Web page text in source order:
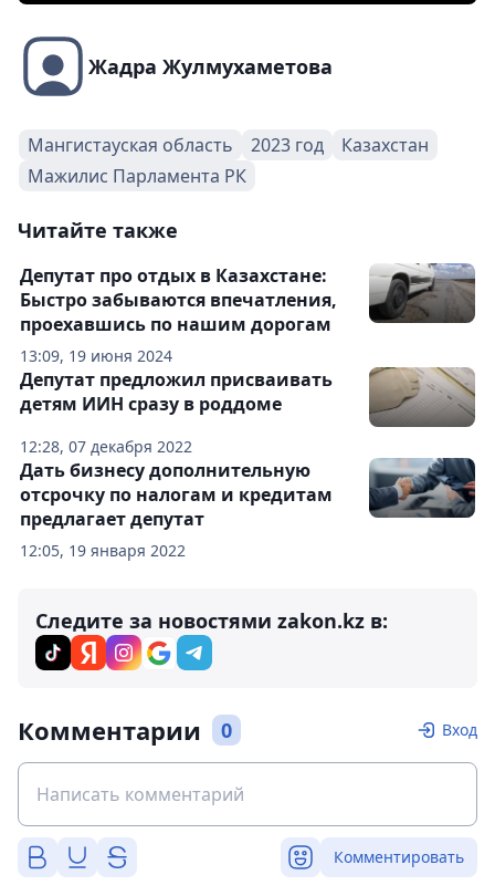
Жадра Жулмухаметова
Мангистауская область 2023 год
Казахстан
Мажилис Парламента РК
Читайте также
13:09, 19 июня 2024
Депутат про отдых в Казахстане:
Быстро забываются впечатления,
проехавшись по нашим дорогам
12:28, 07 декабря 2022
Депутат предложил присваивать
детям ИИН сразу в роддоме
12:05, 19 января 2022
Дать бизнесу дополнительную
отсрочку по налогам и кредитам
предлагает депутат
Следите за новостями zakon.kz в:
Комментарии 0 Вход
Комментировать